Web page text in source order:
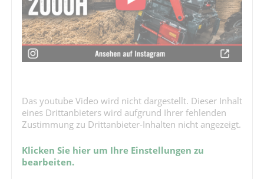
Das youtube Video wird nicht dargestellt. Dieser Inhalt
eines Drittanbieters wird aufgrund Ihrer fehlenden
Zustimmung zu Drittanbieter-Inhalten nicht angezeigt.
Klicken Sie hier um Ihre Einstellungen zu
bearbeiten.